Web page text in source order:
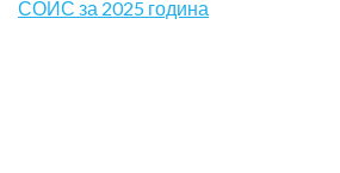
СОИС за 2025 година